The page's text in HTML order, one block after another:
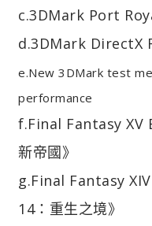
c.3DMark Port
d.3DMark
e.New 3DMark test
performance
f.Final Fantasy XV
新帝國》
g.Final Fantasy
14：重生之境》